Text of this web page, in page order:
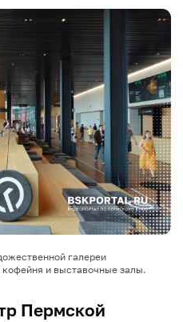
галереи
и выставочные залы.
Пермской